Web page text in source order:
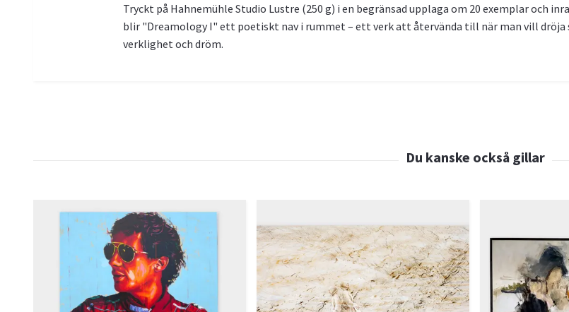
Tryckt på Hahnemühle Studio Lustre (250 g) i en begränsad upplaga om 20 exemplar och
blir "Dreamology I" ett poetiskt nav i rummet – ett verk att återvända till när man vill dröja
verklighet och dröm.